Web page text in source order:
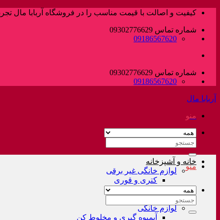
پرش
محتوا
کیفیت و اصالت با قیمت مناسب را در فروشگاه آربابا مال
شماره تماس 09302776629
09186567620
شماره تماس 09302776629
09186567620
آربابا مال
منو
جستجو
خانه و آشپزخانه
لوازم خانگی غیر برقی
کتری و قوری
لوازم خانگی
آبمیوه گیری و مخلوط کن
منو
جستجو
برای: